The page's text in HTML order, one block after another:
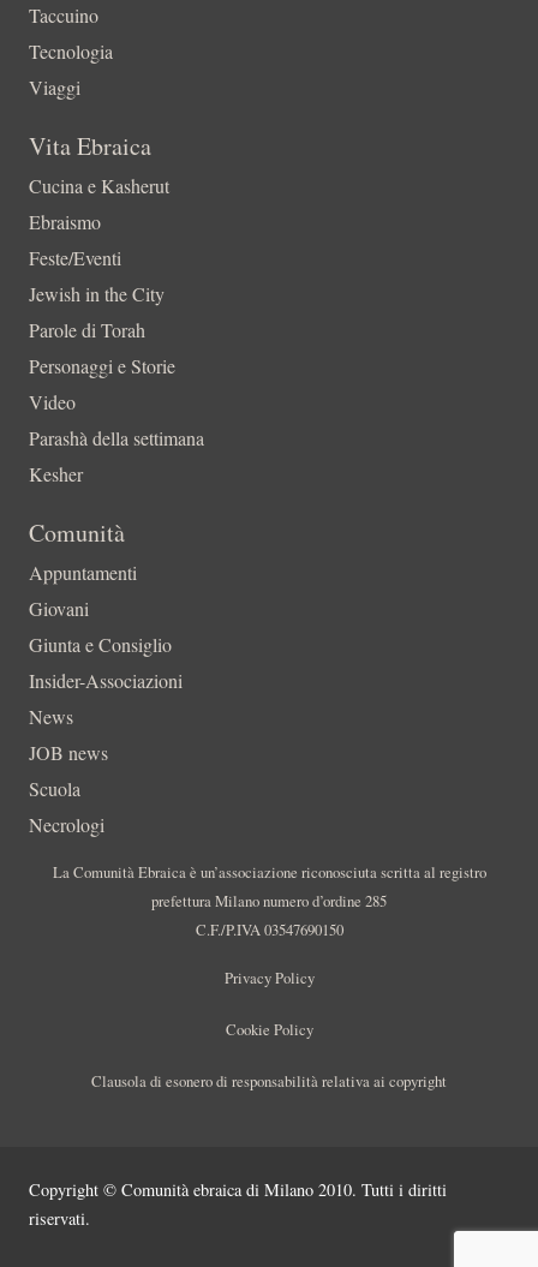
Taccuino
Tecnologia
Viaggi
Vita Ebraica
Cucina e Kasherut
Ebraismo
Feste/Eventi
Jewish in the City
Parole di Torah
Personaggi e Storie
Video
Parashà della settimana
Kesher
Comunità
Appuntamenti
Giovani
Giunta e Consiglio
Insider-Associazioni
News
JOB news
Scuola
Necrologi
La Comunità Ebraica è un’associazione riconosciuta scritta al registro
prefettura Milano numero d’ordine 285
C.F./P.IVA 03547690150
Privacy Policy
Cookie Policy
Clausola di esonero di responsabilità relativa ai copyright
Copyright © Comunità ebraica di Milano 2010. Tutti i diritti
riservati.